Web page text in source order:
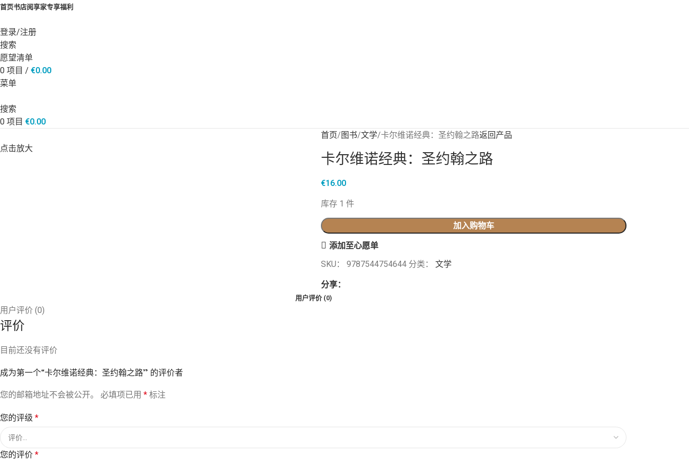
首页书店阅享家专享福利
登录/注册
搜索
愿望清单
0 项目 / €0.00
菜单
搜索
0 项目 €0.00
点击放大
首页 图书 文学 卡尔维诺经典：圣约翰之路返回产品
卡尔维诺经典：圣约翰之路
€16.00
库存 1 件
加入购物车
添加至心愿单
SKU： 9787544754644 分类： 文学
分享：
用户评价 (0)
用户评价 (0)
评价
目前还没有评价
成为第一个“卡尔维诺经典：圣约翰之路” 的评价者
您的邮箱地址不会被公开。 必填项已用 * 标注
您的评级 *
您的评价 *